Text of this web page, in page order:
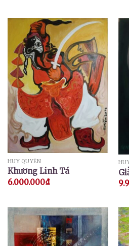
HUY QUYỂN
Khương Linh Tá
6.000.000₫